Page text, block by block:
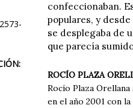
confeccionaban.
populares, y
se desplegaba de
que parecía
ROCÍO PLAZA
Rocío Plaza
en el año 2001 con la